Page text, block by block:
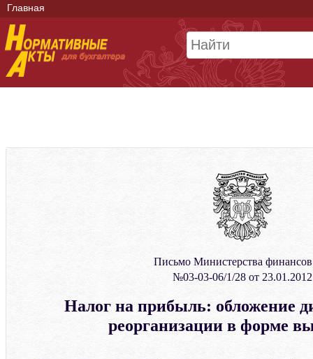
Главная
Письмо Министерства
№03-03-06/1/28 от 23.01.2012
Налог на прибыль: обложение
реорганизации в форме